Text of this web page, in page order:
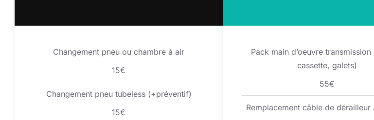
Changement pneu ou chambre à air
15€
Changement pneu tubeless (+préventif)
15€
Pack main d’oeuvre transmission
cassette, galets)
55€
Remplacement câble de dérailleur